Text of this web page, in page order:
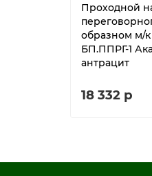
Проходной
образном м/
БП.ППРГ-1
антрацит
18 332 р